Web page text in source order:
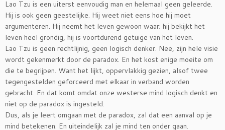
Lao Tzu is een uiterst eenvoudig man en helemaal geen geleerde.
Hij is ook geen geestelijke. Hij weet niet eens hoe hij moet
argumenteren. Hij neemt het leven gewoon waar; hij bekijkt het
leven heel grondig, hij is voortdurend getuige van het leven.
Lao Tzu is geen rechtlijnig, geen logisch denker. Nee, zijn hele visie
wordt gekenmerkt door de paradox. En het kost enige moeite om
die te begrijpen. Want het lijkt, oppervlakkig gezien, alsof twee
tegengestelden geforceerd met elkaar in verband worden
gebracht. En dat komt omdat onze westerse mind logisch denkt en
niet op de paradox is ingesteld.
Dus, als je leert omgaan met de paradox, zal dat een aanval op je
mind betekenen. En uiteindelijk zal je mind ten onder gaan.